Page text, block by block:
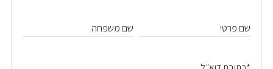
שם פרטי שם משפחה